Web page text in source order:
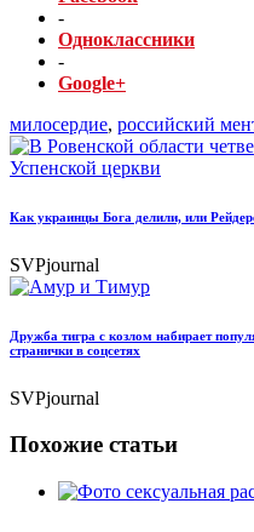
-
Одноклассники
-
Google+
милосердие, российский
Как украинцы Бога делили, или
SVPjournal
Дружба тигра с козлом набирает
странички в соцсетях
SVPjournal
Похожие статьи